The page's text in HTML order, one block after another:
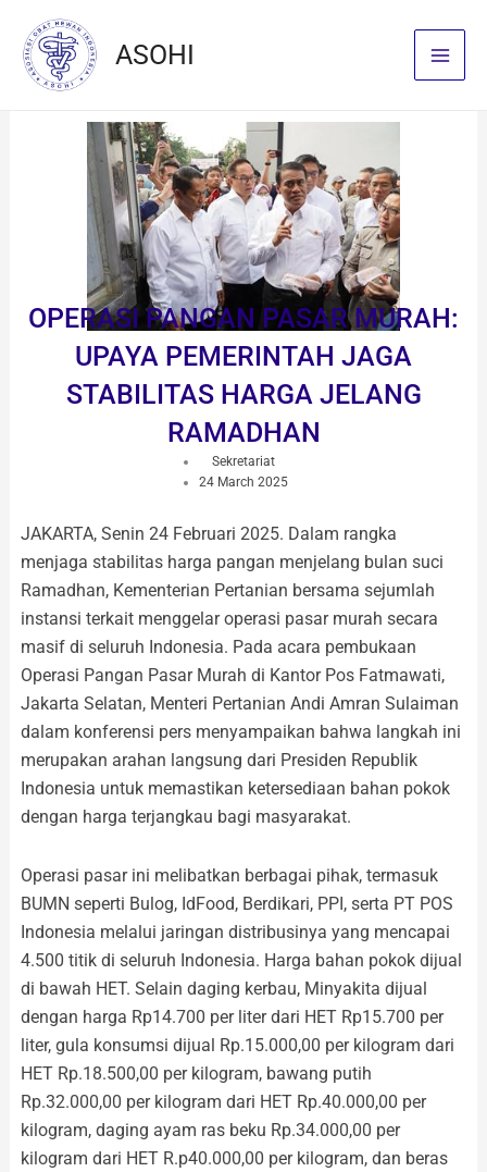
content
ASOHI
OPERASI PANGAN PASAR MURAH:
UPAYA PEMERINTAH JAGA
STABILITAS HARGA JELANG
RAMADHAN
Sekretariat
24 March 2025
JAKARTA, Senin 24 Februari 2025. Dalam rangka
menjaga stabilitas harga pangan menjelang bulan suci
Ramadhan, Kementerian Pertanian bersama sejumlah
instansi terkait menggelar operasi pasar murah secara
masif di seluruh Indonesia. Pada acara pembukaan
Operasi Pangan Pasar Murah di Kantor Pos Fatmawati,
Jakarta Selatan, Menteri Pertanian Andi Amran Sulaiman
dalam konferensi pers menyampaikan bahwa langkah ini
merupakan arahan langsung dari Presiden Republik
Indonesia untuk memastikan ketersediaan bahan pokok
dengan harga terjangkau bagi masyarakat.
Operasi pasar ini melibatkan berbagai pihak, termasuk
BUMN seperti Bulog, IdFood, Berdikari, PPI, serta PT POS
Indonesia melalui jaringan distribusinya yang mencapai
4.500 titik di seluruh Indonesia. Harga bahan pokok dijual
di bawah HET. Selain daging kerbau, Minyakita dijual
dengan harga Rp14.700 per liter dari HET Rp15.700 per
liter, gula konsumsi dijual Rp.15.000,00 per kilogram dari
HET Rp.18.500,00 per kilogram, bawang putih
Rp.32.000,00 per kilogram dari HET Rp.40.000,00 per
kilogram, daging ayam ras beku Rp.34.000,00 per
kilogram dari HET R.p40.000,00 per kilogram, dan beras